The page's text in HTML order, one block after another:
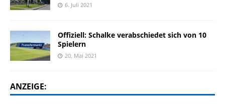
6. Juli 2021
Offiziell: Schalke verabschiedet sich von 10
Spielern
20. Mai 2021
ANZEIGE: